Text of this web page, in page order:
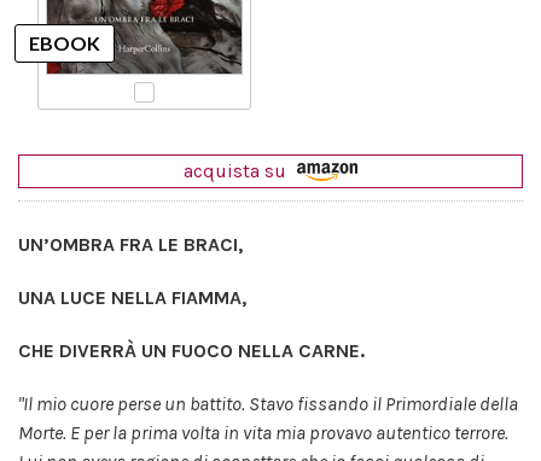
acquista su
UN’OMBRA FRA LE BRACI,
UNA LUCE NELLA FIAMMA,
CHE DIVERRÀ UN FUOCO NELLA CARNE.
"Il mio cuore perse un battito. Stavo fissando il Primordiale della
Morte. E per la prima volta in vita mia provavo autentico terrore.